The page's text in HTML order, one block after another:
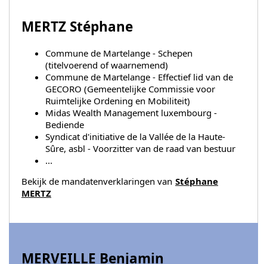
MERTZ Stéphane
Commune de Martelange - Schepen
(titelvoerend of waarnemend)
Commune de Martelange - Effectief lid van de
GECORO (Gemeentelijke Commissie voor
Ruimtelijke Ordening en Mobiliteit)
Midas Wealth Management luxembourg -
Bediende
Syndicat d'initiative de la Vallée de la Haute-
Sûre, asbl - Voorzitter van de raad van bestuur
...
Bekijk de mandatenverklaringen van Stéphane
MERTZ
MERVEILLE Benjamin